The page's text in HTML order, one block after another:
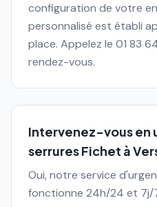
configuration de votre
personnalisé est établi
place. Appelez le 01 83
rendez-vous.
Intervenez-vous en
serrures Fichet à
Oui, notre service
fonctionne 24h/24 et 7j/